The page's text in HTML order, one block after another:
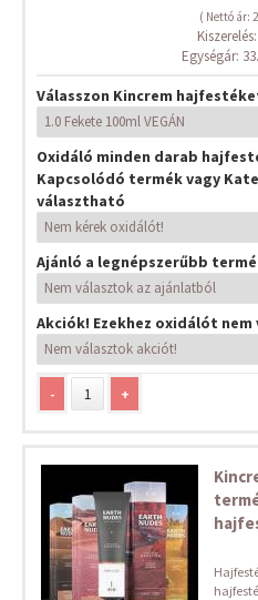
( Nettó ár:
Egységár:
Válasszon Kincrem
Oxidáló minden darab
Kapcsolódó termék vagy
választható
Ajánló a legnépszerűbb
Akciók! Ezekhez oxidálót
- +